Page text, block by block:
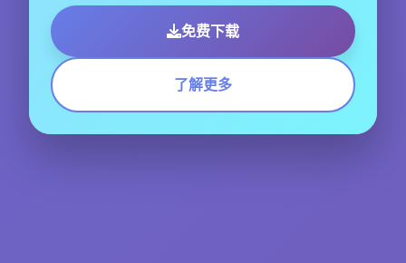
免费下载
了解更多